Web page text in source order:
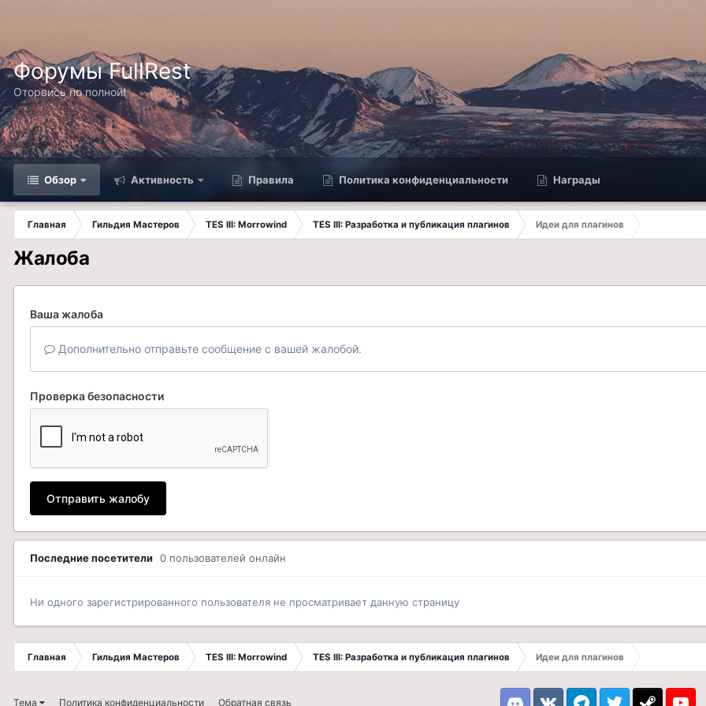
Форумы FullRest
Оторвись по полной!
Обзор Активность Правила Политика конфиденциальности Награды
Главная Гильдия Мастеров TES III: Morrowind TES III: Разработка и публикация плагинов
Идеи для плагинов
Жалоба
Ваша жалоба
Дополнительно отправьте сообщение с вашей жалобой.
Проверка безопасности
Отправить жалобу
Последние посетители 0 пользователей онлайн
Ни одного зарегистрированного пользователя не просматривает данную страницу
Главная Гильдия Мастеров TES III: Morrowind TES III: Разработка и публикация плагинов Идеи для плагинов
Тема Политика конфиденциальности Обратная связь